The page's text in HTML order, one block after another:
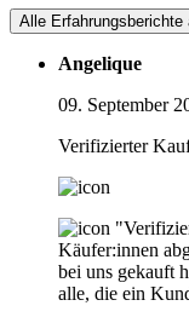
Alle Erfahrungsberichte
Angelique
09. September
Verifizierter
Käufer:innen
bei uns gekauft
alle, die ein